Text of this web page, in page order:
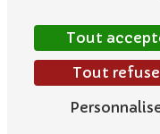
à nous
48.
plaisir
dans
Tout
Tout